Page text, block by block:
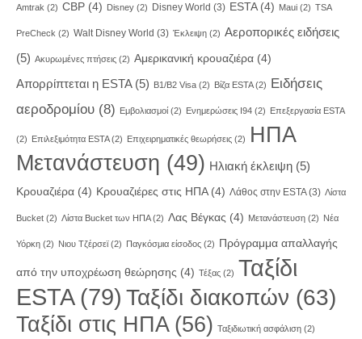
Amtrak (2) CBP (4) Disney (2) Disney World (3) ESTA(4) Maui (2) TSA
PreCheck (2) Walt Disney World (3) Έκλειψη (2) Αεροπορικές ειδήσεις
(5) Ακυρωμένες πτήσεις (2) Αμερικανική κρουαζιέρα (4)
Απορρίπτεται η ESTA(5) Β1/B2 Visa (2) Βίζα ESTA(2)
Ειδήσεις
αεροδρομίου (8) Εμβολιασμοί (2) Ενημερώσεις I94 (2) Επεξεργασία ESTA
(2) Επιλεξιμότητα ESTA(2) Επιχειρηματικές θεωρήσεις (2)
ΗΠΑ
Μετανάστευση (49) Ηλιακή έκλειψη (5)
Κρουαζιέρα (4) Κρουαζιέρες στις ΗΠΑ(4) Λάθος στην ESTA(3) Λίστα
Bucket (2) Λίστα Bucket των ΗΠΑ(2) Λας Βέγκας (4) Μετανάστευση (2) Νέα
Υόρκη (2) Νιου Τζέρσεϊ(2) Παγκόσμια είσοδος (2) Πρόγραμμα απαλλαγής
από την υποχρέωση θεώρησης (4) Τέξας (2) Ταξίδι
ESTA(79) Ταξίδι διακοπών (63)
Ταξίδι στις ΗΠΑ(56) Ταξιδιωτική ασφάλιση (2)